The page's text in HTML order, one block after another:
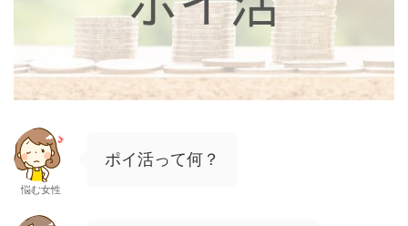
悩む女性
ポイ活って何？